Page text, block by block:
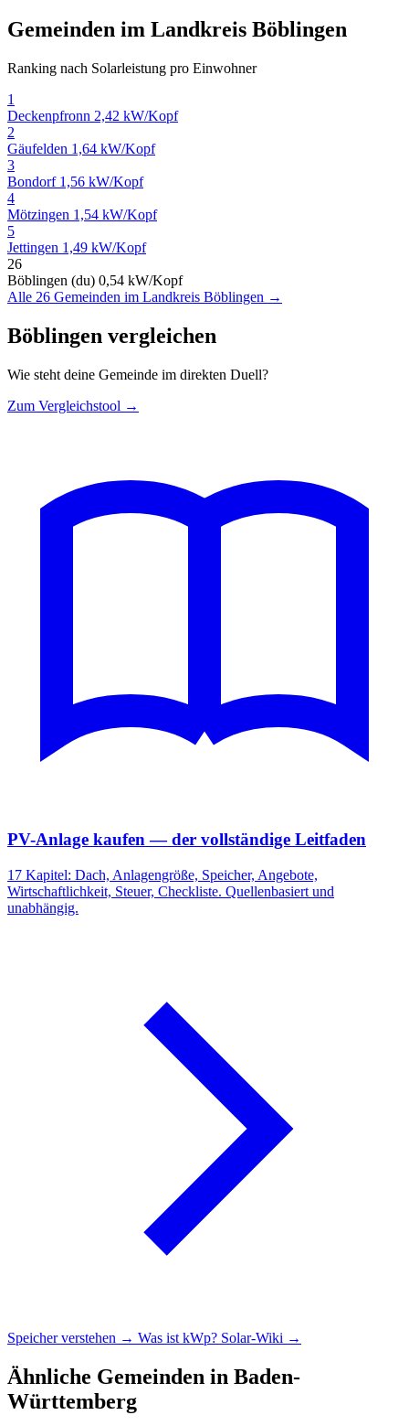
Gemeinden im Landkreis Böblingen
Ranking nach Solarleistung pro Einwohner
1
Deckenpfronn 2,42 kW/Kopf
2
Gäufelden 1,64 kW/Kopf
3
Bondorf 1,56 kW/Kopf
4
Mötzingen 1,54 kW/Kopf
5
Jettingen 1,49 kW/Kopf
26
Böblingen (du) 0,54 kW/Kopf
Alle 26 Gemeinden im Landkreis Böblingen →
Böblingen vergleichen
Wie steht deine Gemeinde im direkten Duell?
Zum Vergleichstool →
PV-Anlage kaufen — der vollständige Leitfaden
17 Kapitel: Dach, Anlagengröße, Speicher, Angebote,
Wirtschaftlichkeit, Steuer, Checkliste. Quellenbasiert und
unabhängig.
Speicher verstehen → Was ist kWp? Solar-Wiki →
Ähnliche Gemeinden in Baden-
Württemberg